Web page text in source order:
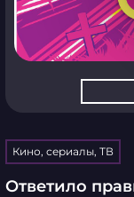
Кино, сериалы, ТВ
Ответило